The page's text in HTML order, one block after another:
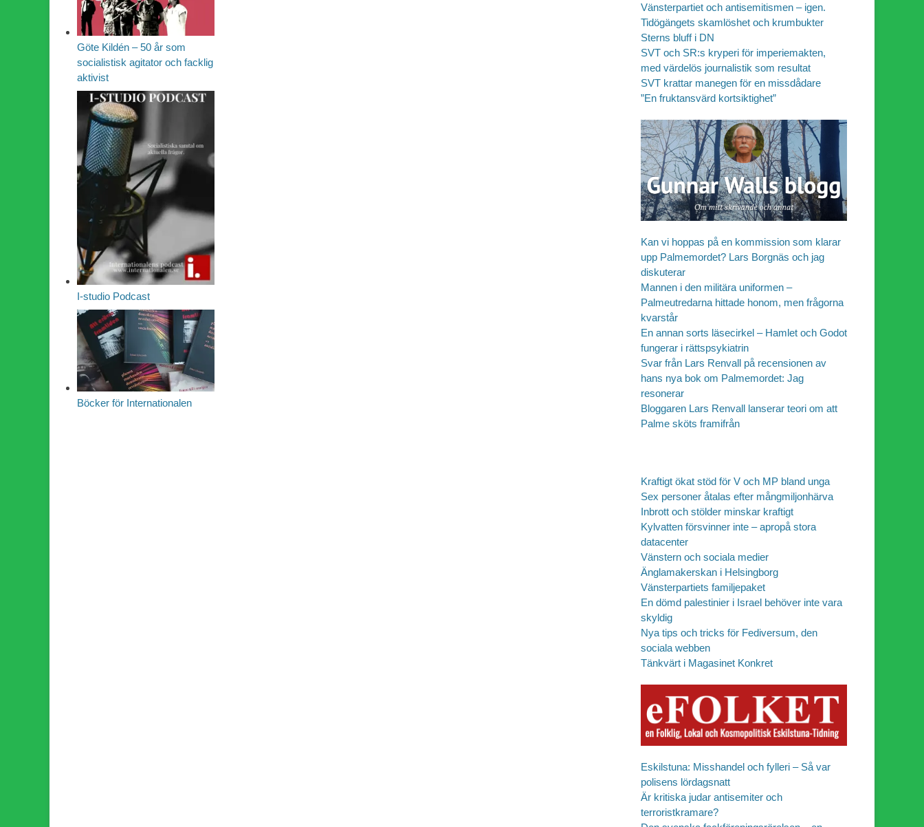
Vänsterpartiet och antisemitismen – igen.
Tidögängets skamlöshet och krumbukter
Sterns bluff i DN
SVT och SR:s kryperi för imperiemakten,
med värdelös journalistik som resultat
SVT krattar manegen för en missdådare
”En fruktansvärd kortsiktighet”
Kan vi hoppas på en kommission som klarar
upp Palmemordet? Lars Borgnäs och jag
diskuterar
Mannen i den militära uniformen –
Palmeutredarna hittade honom, men frågorna
kvarstår
En annan sorts läsecirkel – Hamlet och Godot
fungerar i rättspsykiatrin
Svar från Lars Renvall på recensionen av
hans nya bok om Palmemordet: Jag
resonerar
Bloggaren Lars Renvall lanserar teori om att
Palme sköts framifrån
Kraftigt ökat stöd för V och MP bland unga
Sex personer åtalas efter mångmiljonhärva
Inbrott och stölder minskar kraftigt
Kylvatten försvinner inte – apropå stora
datacenter
Vänstern och sociala medier
Änglamakerskan i Helsingborg
Vänsterpartiets familjepaket
En dömd palestinier i Israel behöver inte vara
skyldig
Nya tips och tricks för Fediversum, den
sociala webben
Tänkvärt i Magasinet Konkret
Eskilstuna: Misshandel och fylleri – Så var
polisens lördagsnatt
Är kritiska judar antisemiter och
terroristkramare?
Göte Kildén – 50 år som
socialistisk agitator och facklig
aktivist
I-studio Podcast
Böcker för Internationalen